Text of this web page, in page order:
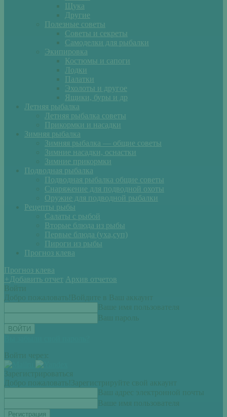
Щука
Другие
Полезные советы
Советы и секреты
Самоделки для рыбалки
Экипировка
Костюмы и сапоги
Лодки
Палатки
Эхолоты и другое
Ящики, буры и др
Летняя рыбалка
Летняя рыбалка советы
Прикормки и насадки
Зимняя рыбалка
Зимняя рыбалка — общие советы
Зимние насадки, оснастки
Зимние прикормки
Подводная рыбалка
Подводная рыбалка общие советы
Снаряжение для подводной охоты
Оружие для подводной рыбалки
Рецепты рыбы
Салаты с рыбой
Вторые блюда из рыбы
Первые блюда (уха,суп)
Пироги из рыбы
Прогноз клева
Прогноз клева
+ Добавить отчет Архив отчетов
Войти
Добро пожаловать! Войдите в Ваш аккаунт
Ваше имя пользователя
Ваш пароль
Войти через:
Зарегистрироваться
Добро пожаловать! Зарегистрируйте свой аккаунт
Ваш адрес электронной почты
Ваше имя пользователя